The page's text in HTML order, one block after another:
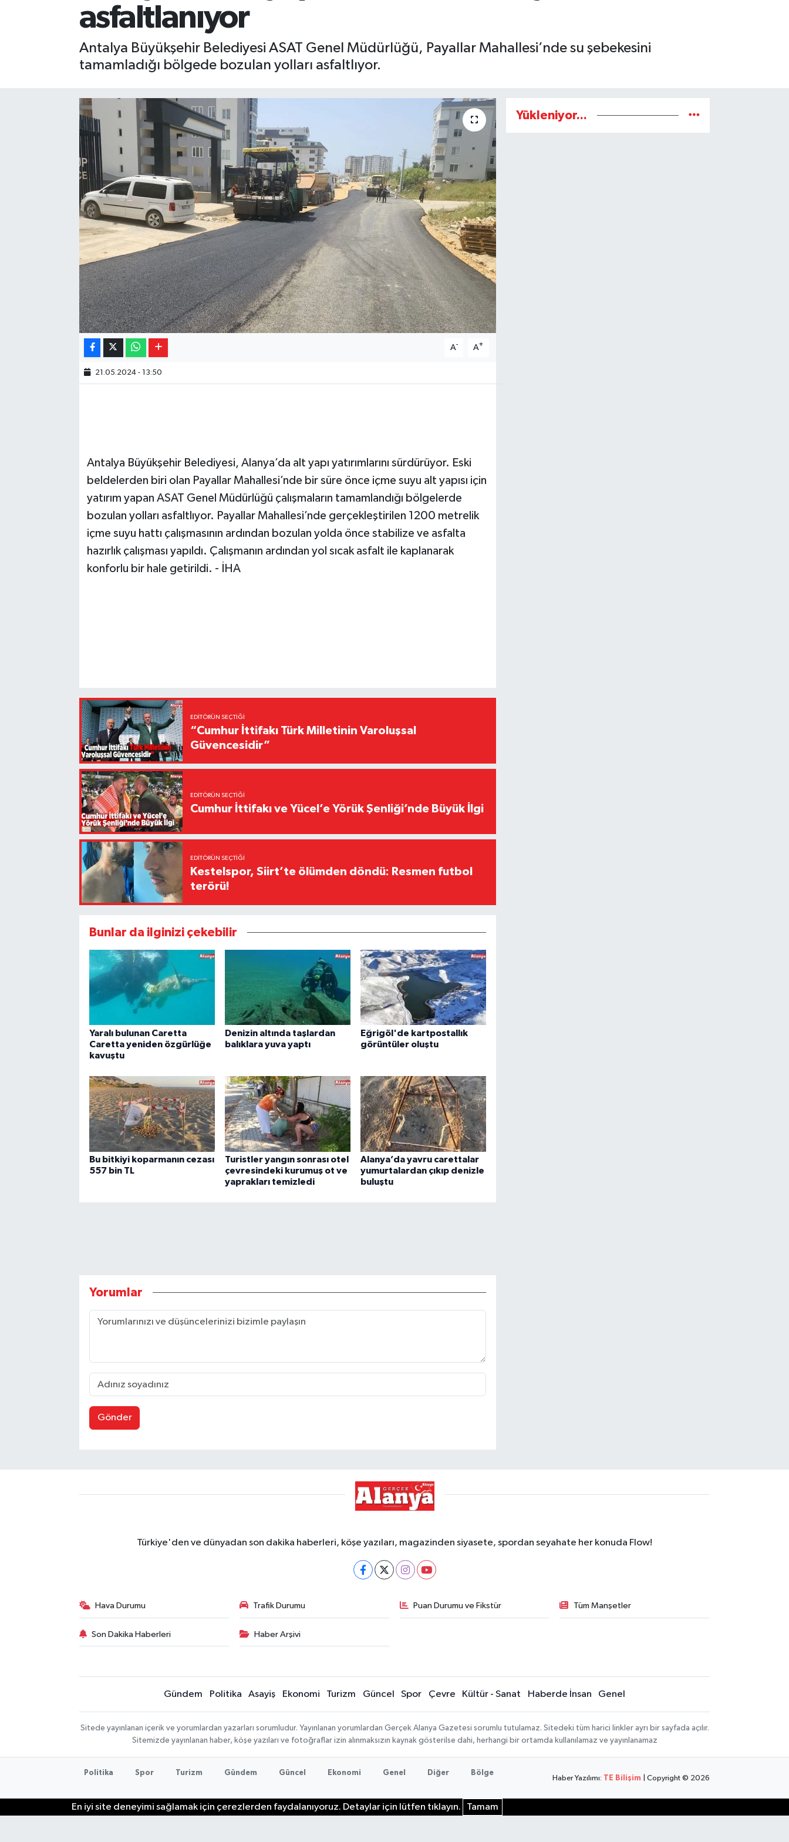
asfaltlanıyor
Antalya Büyükşehir Belediyesi ASAT Genel Müdürlüğü, Payallar Mahallesi’nde su şebekesini
tamamladığı bölgede bozulan yolları asfaltlıyor.
A- A+
21.05.2024 - 13:50
Antalya Büyükşehir Belediyesi, Alanya’da alt yapı yatırımlarını sürdürüyor. Eski
beldelerden biri olan Payallar Mahallesi’nde bir süre önce içme suyu alt yapısı için
yatırım yapan ASAT Genel Müdürlüğü çalışmaların tamamlandığı bölgelerde
bozulan yolları asfaltlıyor. Payallar Mahallesi’nde gerçekleştirilen 1200 metrelik
içme suyu hattı çalışmasının ardından bozulan yolda önce stabilize ve asfalta
hazırlık çalışması yapıldı. Çalışmanın ardından yol sıcak asfalt ile kaplanarak
konforlu bir hale getirildi. - İHA
EDITÖRÜN SEÇTIĞI
“Cumhur İttifakı Türk Milletinin Varoluşsal
Güvencesidir”
EDITÖRÜN SEÇTIĞI
Cumhur İttifakı ve Yücel’e Yörük Şenliği’nde Büyük İlgi
EDITÖRÜN SEÇTIĞI
Kestelspor, Siirt’te ölümden döndü: Resmen futbol
terörü!
Bunlar da ilginizi çekebilir
Yaralı bulunan Caretta
Caretta yeniden özgürlüğe
kavuştu
Denizin altında taşlardan
balıklara yuva yaptı
Eğrigöl'de kartpostallık
görüntüler oluştu
Bu bitkiyi koparmanın cezası
557 bin TL
Turistler yangın sonrası otel
çevresindeki kurumuş ot ve
yaprakları temizledi
Alanya’da yavru carettalar
yumurtalardan çıkıp denizle
buluştu
Yorumlar
Gönder
Yükleniyor...
Türkiye'den ve dünyadan son dakika haberleri, köşe yazıları, magazinden siyasete, spordan seyahate her konuda Flow!
Hava Durumu Trafik Durumu Puan Durumu ve Fikstür Tüm Manşetler
Son Dakika Haberleri Haber Arşivi
Gündem Politika Asayiş Ekonomi Turizm Güncel Spor Çevre Kültür - Sanat Haberde İnsan Genel
Sitede yayınlanan içerik ve yorumlardan yazarları sorumludur. Yayınlanan yorumlardan Gerçek Alanya Gazetesi sorumlu tutulamaz. Sitedeki tüm harici linkler ayrı bir sayfada açılır.
Sitemizde yayınlanan haber, köşe yazıları ve fotoğraflar izin alınmaksızın kaynak gösterilse dahi, herhangi bir ortamda kullanılamaz ve yayınlanamaz
Politika Spor Turizm Gündem Güncel Ekonomi Genel Diğer Bölge
Haber Yazılımı: TE Bilişim | Copyright © 2026
En iyi site deneyimi sağlamak için çerezlerden faydalanıyoruz. Detaylar için lütfen tıklayın. Tamam
Gizlilik İlkeleri - Privacy Policy